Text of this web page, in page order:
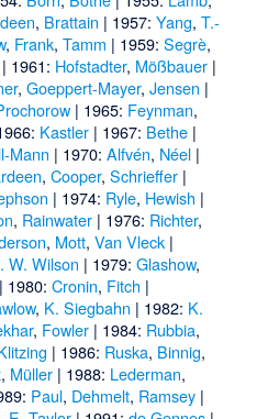
, Brattain | 1957: Yang, T.-
, Frank, Tamm | 1959: Segrè,
| 1961: Hofstadter, Mößbauer |
, Goeppert-Mayer, Jensen |
| 1965: Feynman,
Kastler| 1967: Bethe|
Mann | 1970: Alfvén, Néel|
, Cooper, Schrieffer|
| 1974: Ryle, Hewish |
, Rainwater | 1976: Richter,
, Mott, Van Vleck|
W. Wilson | 1979: Glashow,
| 1980: Cronin, Fitch |
, K. Siegbahn | 1982: K.
, Fowler | 1984: Rubbia,
| 1986: Ruska, Binnig,
, Müller | 1988: Lederman,
Paul, Dehmelt, Ramsey |